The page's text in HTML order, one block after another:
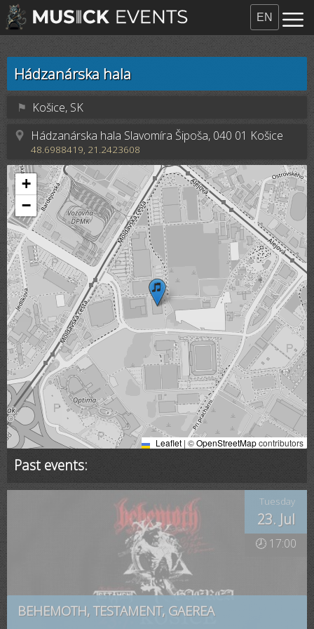
EN
Hádzanárska hala
⚑ Košice, SK
Hádzanárska hala Slavomíra Šipoša, 040 01 Košice
48.6988419, 21.2423608
+
−
Leaflet | ©OpenStreetMapcontributors
Past events:
Tuesday
23. Jul
🕗 17:00
BEHEMOTH, TESTAMENT, GAEREA